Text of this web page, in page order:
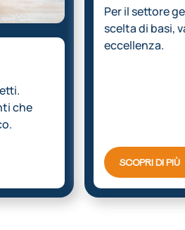
che
Per il settore
scelta di basi,
eccellenza.
SCOPRI DI PIÙ